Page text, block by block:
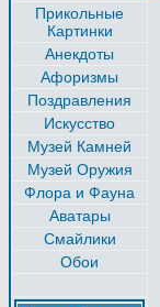
Прикольные
Картинки
Анекдоты
Афоризмы
Поздравления
Искусство
Музей Камней
Музей Оружия
Флора и Фауна
Аватары
Смайлики
Обои